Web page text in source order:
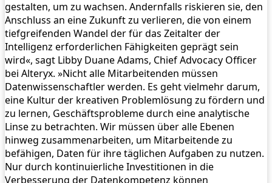
gestalten, um zu wachsen. Andernfalls riskieren sie, den
Anschluss an eine Zukunft zu verlieren, die von einem
tiefgreifenden Wandel der für das Zeitalter der
Intelligenz erforderlichen Fähigkeiten geprägt sein
wird«, sagt Libby Duane Adams, Chief Advocacy Officer
bei Alteryx. »Nicht alle Mitarbeitenden müssen
Datenwissenschaftler werden. Es geht vielmehr darum,
eine Kultur der kreativen Problemlösung zu fördern und
zu lernen, Geschäftsprobleme durch eine analytische
Linse zu betrachten. Wir müssen über alle Ebenen
hinweg zusammenarbeiten, um Mitarbeitende zu
befähigen, Daten für ihre täglichen Aufgaben zu nutzen.
Nur durch kontinuierliche Investitionen in die
Verbesserung der Datenkompetenz können